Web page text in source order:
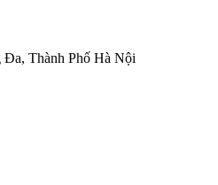
Thành Phố Hà Nội